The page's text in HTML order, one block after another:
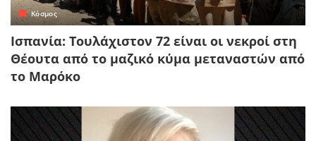
Κόσμος
Ισπανία: Τουλάχιστον 72 είναι οι νεκροί στη
Θέουτα από το μαζικό κύμα μεταναστών από
το Μαρόκο